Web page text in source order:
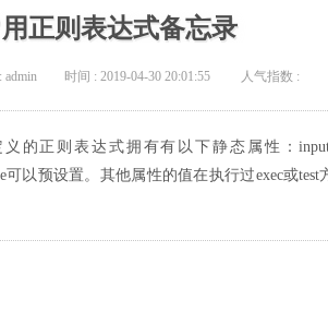
正则表达式备忘录
admin 时间 : 2019-04-30 20:01:55 人气指数 :
正则表达式拥有有以下静态属性：input,
可以预设置。其他属性的值在执行过exec或